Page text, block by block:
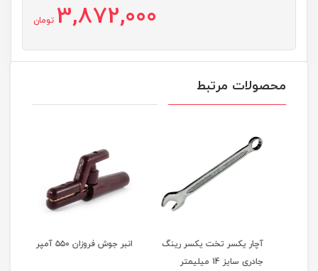
3,872,000 تومان
محصولات مرتبط
آچار یکسر تخت یکسر رینگ
جادری سایز 14 میلیمتر
انبر جوش فروزان ۵۵۰ آمپر